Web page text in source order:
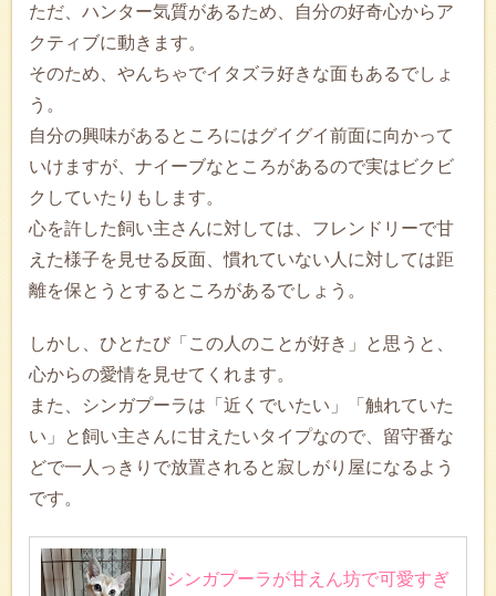
ただ、ハンター気質があるため、自分の好奇心からア
クティブに動きます。
そのため、やんちゃでイタズラ好きな面もあるでしょ
う。
自分の興味があるところにはグイグイ前面に向かって
いけますが、ナイーブなところがあるので実はビクビ
クしていたりもします。
心を許した飼い主さんに対しては、フレンドリーで甘
えた様子を見せる反面、慣れていない人に対しては距
離を保とうとするところがあるでしょう。
しかし、ひとたび「この人のことが好き」と思うと、
心からの愛情を見せてくれます。
また、シンガプーラは「近くでいたい」「触れていた
い」と飼い主さんに甘えたいタイプなので、留守番な
どで一人っきりで放置されると寂しがり屋になるよう
です。
シンガプーラが甘えん坊で可愛すぎ